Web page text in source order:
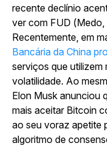
recente declínio
ver com FUD
Recentemente, em
Bancária da China
serviços que utilizem
volatilidade. Ao
Elon Musk anunciou
mais aceitar Bitcoin
ao seu voraz apetite
algoritmo de